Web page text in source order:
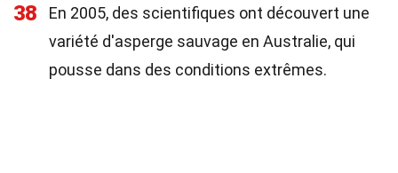
38
En 2005, des scientifiques ont découvert une
variété d'asperge sauvage en Australie, qui
pousse dans des conditions extrêmes.